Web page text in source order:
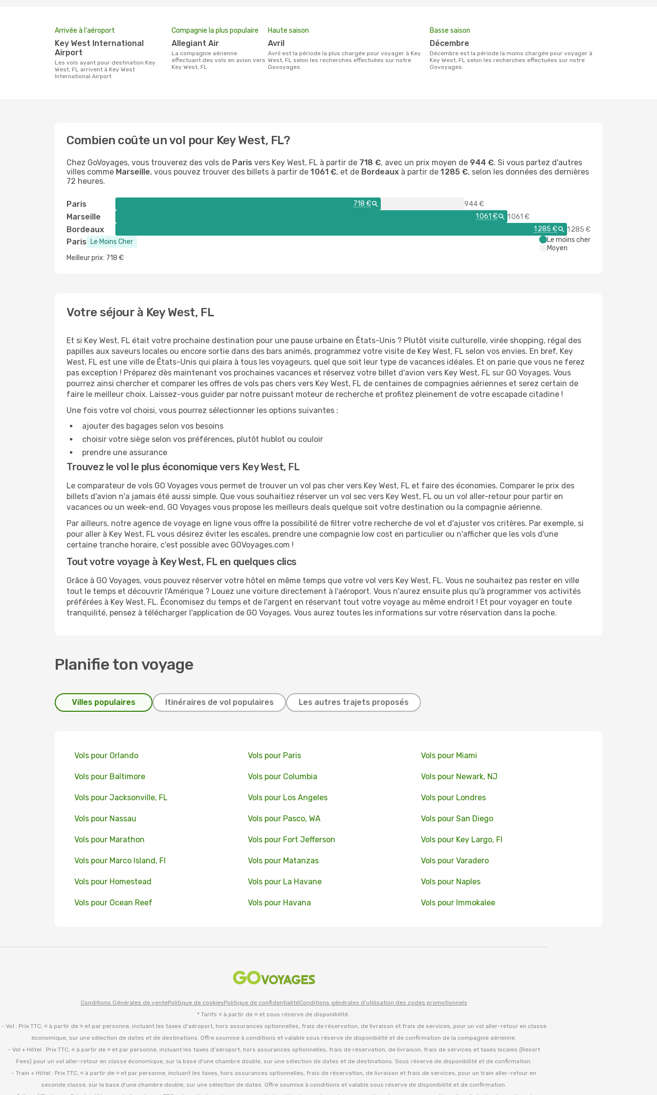
Arrivée à l'aéroport
Key West International
Airport
Les vols ayant pour destination Key
West, FL arrivent à Key West
International Airport
Compagnie la plus populaire
Allegiant Air
La compagnie aérienne
effectuant des vols en avion vers
Key West, FL
Haute saison
avril
avril est la période la plus chargée pour voyager à Key
West, FL selon les recherches effectuées sur notre
Govoyages.
Basse saison
décembre
décembre est la période la moins chargée pour voyager à
Key West, FL selon les recherches effectuées sur notre
Govoyages.
Combien coûte un vol pour Key West, FL?
Chez GoVoyages, vous trouverez des vols de Paris vers Key West, FL à partir de 718 €, avec un prix moyen de 944 €. Si vous partez d'autres
villes comme Marseille, vous pouvez trouver des billets à partir de 1 061 €, et de Bordeaux à partir de 1 285 €, selon les données des dernières
72 heures.
Paris
Marseille
Bordeaux
718 €
944 €
1 061 €
1 061 €
1 285 €
1 285 €
Paris
Le Moins Cher
Meilleur prix: 718 €
Le moins cher
Moyen
Votre séjour à Key West, FL
Et si Key West, FL était votre prochaine destination pour une pause urbaine en États-Unis ? Plutôt visite culturelle, virée shopping, régal des
papilles aux saveurs locales ou encore sortie dans des bars animés, programmez votre visite de Key West, FL selon vos envies. En bref, Key
West, FL est une ville de États-Unis qui plaira à tous les voyageurs, quel que soit leur type de vacances idéales. Et on parie que vous ne ferez
pas exception ! Préparez dès maintenant vos prochaines vacances et réservez votre billet d'avion vers Key West, FL sur GO Voyages. Vous
pourrez ainsi chercher et comparer les offres de vols pas chers vers Key West, FL de centaines de compagnies aériennes et serez certain de
faire le meilleur choix. Laissez-vous guider par notre puissant moteur de recherche et profitez pleinement de votre escapade citadine !
Une fois votre vol choisi, vous pourrez sélectionner les options suivantes :
ajouter des bagages selon vos besoins
choisir votre siège selon vos préférences, plutôt hublot ou couloir
prendre une assurance
Trouvez le vol le plus économique vers Key West, FL
Le comparateur de vols GO Voyages vous permet de trouver un vol pas cher vers Key West, FL et faire des économies. Comparer le prix des
billets d'avion n'a jamais été aussi simple. Que vous souhaitiez réserver un vol sec vers Key West, FL ou un vol aller-retour pour partir en
vacances ou un week-end, GO Voyages vous propose les meilleurs deals quelque soit votre destination ou la compagnie aérienne.
Par ailleurs, notre agence de voyage en ligne vous offre la possibilité de filtrer votre recherche de vol et d'ajuster vos critères. Par exemple, si
pour aller à Key West, FL vous désirez éviter les escales, prendre une compagnie low cost en particulier ou n'afficher que les vols d'une
certaine tranche horaire, c'est possible avec GOVoyages.com !
Tout votre voyage à Key West, FL en quelques clics
Grâce à GO Voyages, vous pouvez réserver votre hôtel en même temps que votre vol vers Key West, FL. Vous ne souhaitez pas rester en ville
tout le temps et découvrir l'Amérique ? Louez une voiture directement à l'aéroport. Vous n'aurez ensuite plus qu'à programmer vos activités
préférées à Key West, FL. Économisez du temps et de l'argent en réservant tout votre voyage au même endroit ! Et pour voyager en toute
tranquilité, pensez à télécharger l'application de GO Voyages. Vous aurez toutes les informations sur votre réservation dans la poche.
Planifie ton voyage
Villes populaires Itinéraires de vol populaires Les autres trajets proposés
Vols pour Orlando Vols pour Paris Vols pour Miami
Vols pour Baltimore Vols pour Columbia Vols pour Newark, NJ
Vols pour Jacksonville, FL Vols pour Los Angeles Vols pour Londres
Vols pour Nassau Vols pour Pasco, WA Vols pour San Diego
Vols pour Marathon Vols pour Fort Jefferson Vols pour Key Largo, FI
Vols pour Marco Island, Fl Vols pour Matanzas Vols pour Varadero
Vols pour Homestead Vols pour La Havane Vols pour Naples
Vols pour Ocean Reef Vols pour Havana Vols pour Immokalee
Conditions Générales de ventePolitique de cookiesPolitique de confidentialitéConditions générales d'utilisation des codes promotionnels
* Tarifs « à partir de » et sous réserve de disponibilité :
- Vol : Prix TTC, « à partir de » et par personne, incluant les taxes d'aéroport, hors assurances optionnelles, frais de réservation, de livraison et frais de services, pour un vol aller-retour en classe
économique, sur une sélection de dates et de destinations. Offre soumise à conditions et valable sous réserve de disponibilité et de confirmation de la compagnie aérienne.
- Vol + Hôtel : Prix TTC, « à partir de » et par personne, incluant les taxes d'aéroport, hors assurances optionnelles, frais de réservation, de livraison, frais de services et taxes locales (Resort
Fees) pour un vol aller-retour en classe économique, sur la base d'une chambre double, sur une sélection de dates et de destinations. Sous réserve de disponibilité et de confirmation.
- Train + Hôtel : Prix TTC, « à partir de » et par personne, incluant les taxes, hors assurances optionnelles, frais de réservation, de livraison et frais de services, pour un train aller-retour en
seconde classe, sur la base d'une chambre double, sur une sélection de dates. Offre soumise à conditions et valable sous réserve de disponibilité et de confirmation.